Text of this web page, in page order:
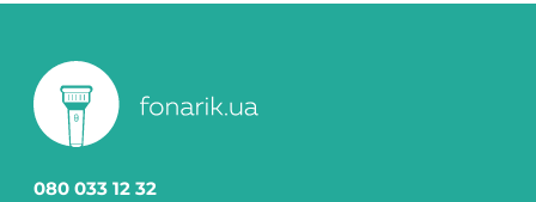
080 033 12 32